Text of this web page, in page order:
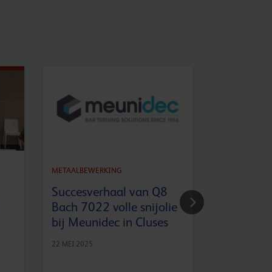
METAALBEWERKING
Succesverhaal van Q8
Bach 7022 volle snijolie
bij Meunidec in Cluses
22 MEI 2025